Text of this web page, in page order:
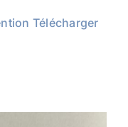
Télécharger